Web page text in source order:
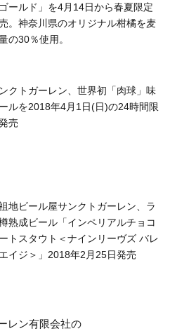
ールド」を4月14日から春夏限定
。神奈川県のオリジナル柑橘を麦
の30％使用。
クトガーレン、世界初「肉球」味
ルを2018年4月1日(日)の24時間限
売
地ビール屋サンクトガーレン、ラ
熟成ビール「インペリアルチョコ
トスタウト＜ナインリーヴズ バレ
イジ＞」2018年2月25日発売
レン有限会社の